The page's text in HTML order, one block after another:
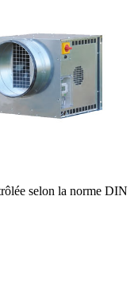
selon la norme DIN